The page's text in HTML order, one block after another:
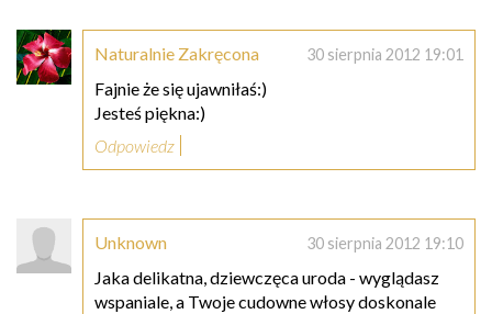
Naturalnie Zakręcona 30 sierpnia 2012 19:01
Fajnie że się ujawniłaś:)
Jesteś piękna:)
Odpowiedz
Unknown 30 sierpnia 2012 19:10
Jaka delikatna, dziewczęca uroda - wyglądasz
wspaniale, a Twoje cudowne włosy doskonale